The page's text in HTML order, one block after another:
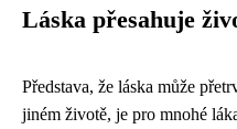
Láska přesahuje
Představa, že láska může
jiném životě, je pro mnohé